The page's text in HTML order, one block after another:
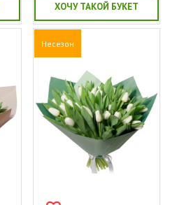
ХОЧУ ТАКОЙ БУКЕТ
Несезон